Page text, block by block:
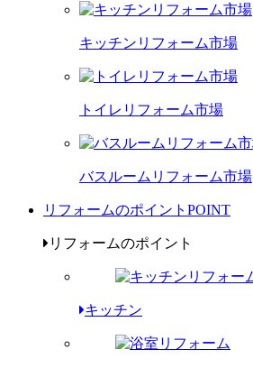
キッチンリフォーム市場
トイレリフォーム市場
バスルームリフォーム市場
リフォームのポイント POINT
リフォームのポイント
キッチン